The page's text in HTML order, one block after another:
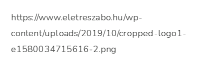
https://www.eletreszabo.hu/wp-
content/uploads/2019/10/cropped-logo1-
e1580034715616-2.png